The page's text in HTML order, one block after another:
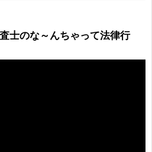
士のな～んちゃって法律行